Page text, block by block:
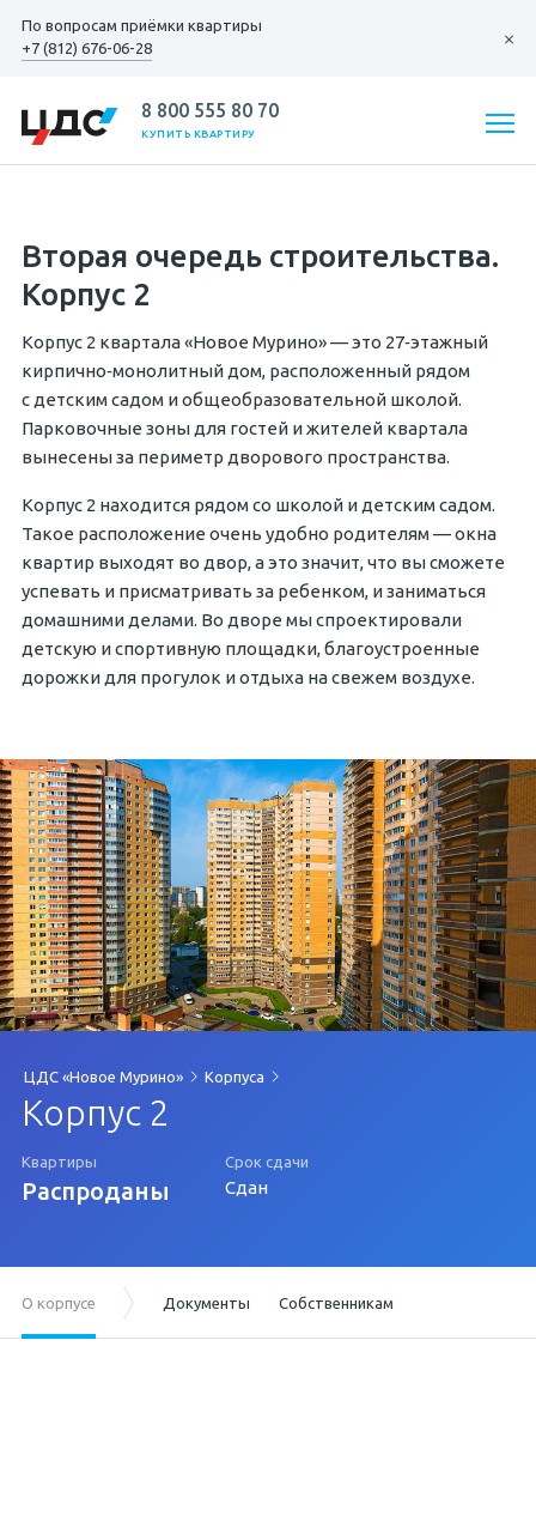
По вопросам приёмки квартиры
+7 (812) 676-06-28
8 800 555 80 70
КУПИТЬ КВАРТИРУ
Вторая очередь строительства.
Корпус 2
Корпус 2 квартала «Новое Мурино» — это 27‐этажный
кирпично‐монолитный дом, расположенный рядом
с детским садом и общеобразовательной школой.
Парковочные зоны для гостей и жителей квартала
вынесены за периметр дворового пространства.
Корпус 2 находится рядом со школой и детским садом.
Такое расположение очень удобно родителям — окна
квартир выходят во двор, а это значит, что вы сможете
успевать и присматривать за ребенком, и заниматься
домашними делами. Во дворе мы спроектировали
детскую и спортивную площадки, благоустроенные
дорожки для прогулок и отдыха на свежем воздухе.
ЦДС «Новое Мурино» Корпуса
Корпус 2
Квартиры
Распроданы
Срок сдачи
Сдан
О корпусе Документы Собственникам